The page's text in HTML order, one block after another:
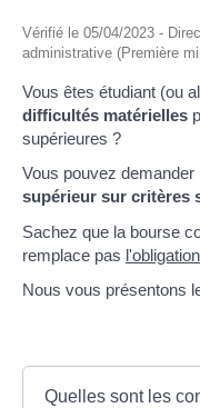
Vérifié le 05/04/2023 -
administrative (Première
Vous êtes étudiant (ou
difficultés matérielles
supérieures ?
Vous pouvez demander
supérieur sur critères
Sachez que la bourse
remplace pas
Nous vous présentons
Quelles sont les